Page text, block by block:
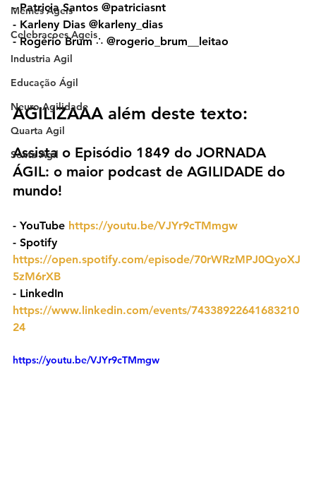
Memes Ageis
Celebracoes Ageis
Industria Agil
Educação Ágil
Neuro Agilidade
Quarta Agil
Sexta Agil
- Patricia Santos @patriciasnt
- Karleny Dias @karleny_dias
- Rogério Brum ∴ @rogerio_brum__leitao
AGILIZAAA além deste texto:
Assista o Episódio 1849 do JORNADA
ÁGIL: o maior podcast de AGILIDADE do
mundo!
- YouTube https://youtu.be/VJYr9cTMmgw
- ⁠Spotify
https://open.spotify.com/episode/70rWRzMPJ0QyoXJ
5zM6rXB
- ⁠LinkedIn
https://www.linkedin.com/events/74338922641683210
24
https://youtu.be/VJYr9cTMmgw